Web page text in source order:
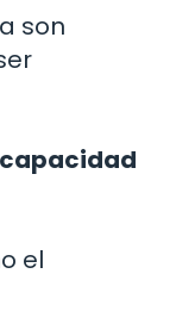
son
capacidad
el